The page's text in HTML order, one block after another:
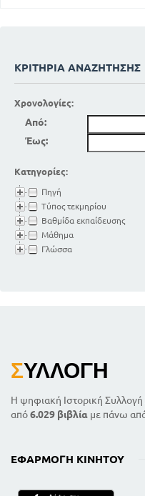
ΚΡΙΤΉΡΙΑ ΑΝΑΖΉΤΗΣΗΣ
Χρονολογίες:
Από:
Έως:
Κατηγορίες:
Πηγή
Τύπος τεκμηρίου
Βαθμίδα εκπαίδευσης
Μάθημα
Γλώσσα
ΣΥΛΛΟΓΉ
Η ψηφιακή Ιστορική Συλλογή
από6.029 βιβλία με πάνω
ΕΦΑΡΜΟΓΉ ΚΙΝΗΤΟΎ